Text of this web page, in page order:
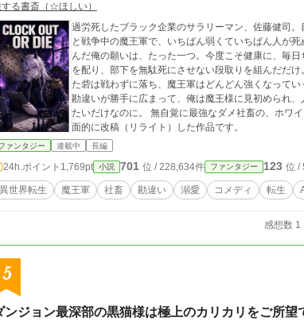
る書斎（☆ほしい）
過労死したブラック企業のサラリーマン、佐藤健司
と戦争中の魔王軍で、いちばん弱くていちばん人が死ぬ「墓場」
んだ俺の願いは、たった一つ。今度こそ健康に、毎日ちゃんと定時で帰るこ
を配り、部下を無駄死にさせない段取りを組んだだ
た砦は戦わずに落ち、魔王軍はどんどん強くなっていく。 「兵の命を大事にする、恐ろしく冷酷な策略家」
勘違いが勝手に広まって、俺は魔王様に見初められ
たいだけなのに。 無自覚に最強なダメ社畜の、ホワイト企業化コメディ、はじまります。 ※本作は、既存作品を全
面的に改稿（リライト）した作品です。
ァンタジー 連載中 長編
24h.ポイント 1,769pt 小説 701 位 / 228,634件 ファンタジー 123 位 /
異世界転生 魔王軍 社畜 勘違い 溺愛 コメディ 転生
感想数 1
5
ンジョン最深部の黒猫様は極上のカリカリをご所望